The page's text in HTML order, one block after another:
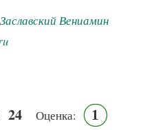
Вениамин
24 Оценка: 1